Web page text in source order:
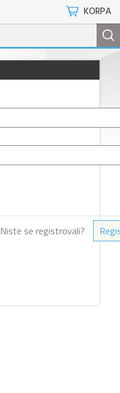
KORPA
Niste se registrovali?